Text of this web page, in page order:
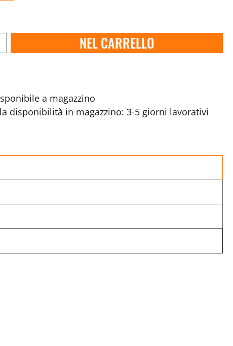
NEL CARRELLO
a magazzino
disponibilità in magazzino: 3-5 giorni lavorativi